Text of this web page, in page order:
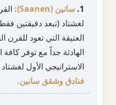
1. سانين (Saanen):
لغشتاد (تبعد دقيقتين
العتيقة التي تعود
الهادئة جداً مع توفر كافة
الاستراتيجي الأول
فنادق وشقق سانين.